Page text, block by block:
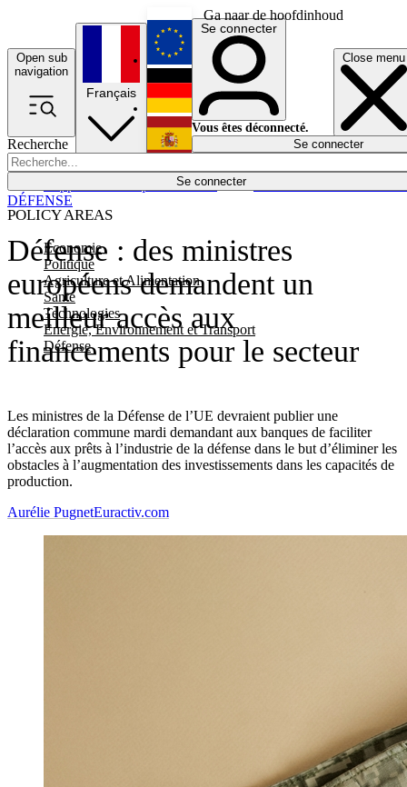
Ga naar de hoofdinhoud
Open sub
navigation
Close menu
Recherche
Se connecter
POLICY AREAS
Economie
Politique
Agriculture et Alimentation
Santé
Technologies
Energie, Environnement et Transport
Défense
Économie
Français
English
Deutsch
Español
Se connecter
Vous êtes déconnecté.
Se connecter
Défense : des ministres
européens demandent un
meilleur accès aux
financements pour le secteur
Les ministres de la Défense de l’UE devraient publier une
déclaration commune mardi demandant aux banques de faciliter
l’accès aux prêts à l’industrie de la défense dans le but d’éliminer les
obstacles à l’augmentation des investissements dans les capacités de
production.
DÉFENSE
Aurélie PugnetEuractiv.com